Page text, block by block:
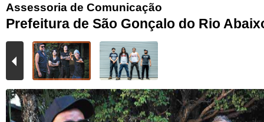
Assessoria de Comunicação
Prefeitura de São Gonçalo do Rio